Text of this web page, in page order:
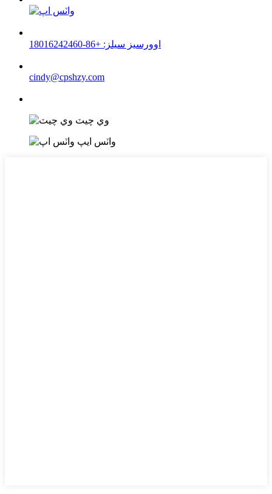
اوورسيز سيلز: +86-18016242460
cindy@cpshzy.com
وي چيٽ
واٽس ايپ